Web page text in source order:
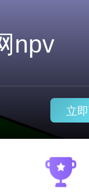
久加
立